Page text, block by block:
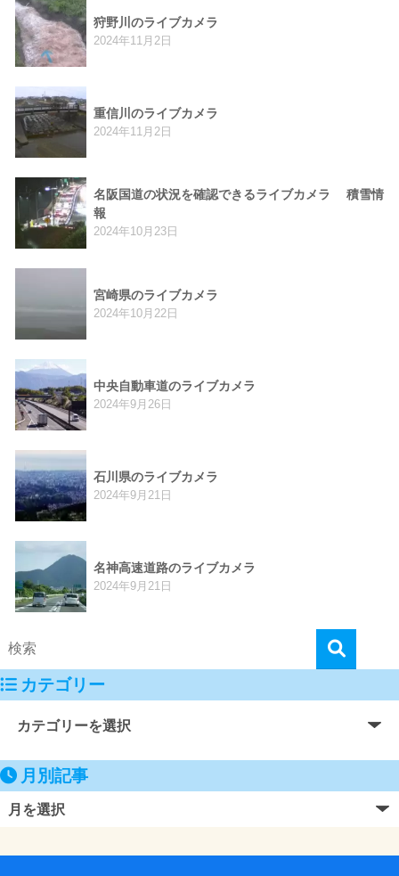
狩野川のライブカメラ
2024年11月2日
重信川のライブカメラ
2024年11月2日
名阪国道の状況を確認できるライブカメラ 積雪情
報
2024年10月23日
宮崎県のライブカメラ
2024年10月22日
中央自動車道のライブカメラ
2024年9月26日
石川県のライブカメラ
2024年9月21日
名神高速道路のライブカメラ
2024年9月21日
カテゴリー
月別記事